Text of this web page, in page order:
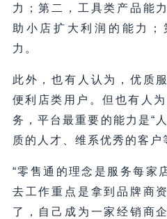
力；第二，工具类产品能
助小店扩大利润的能力
力。
此外，也有人认为，优质
便利店类用户。但也有人
务，平台最重要的能力是“
质的人才、维系优秀的客户
“零售通的理念是服务每家
去工作重点是拿到品牌商
了，自己成为一家经销商